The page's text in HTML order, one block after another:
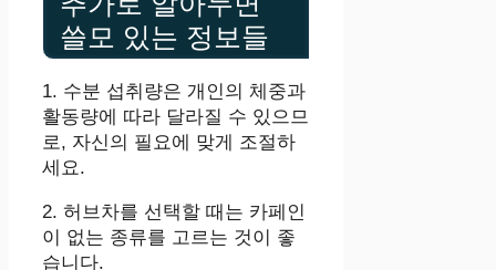
쓸모 있는 정보들
1. 수분 섭취량은 개인의 체중과
활동량에 따라 달라질 수 있으므
로, 자신의 필요에 맞게 조절하
세요.
2. 허브차를 선택할 때는 카페인
이 없는 종류를 고르는 것이 좋
습니다.